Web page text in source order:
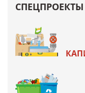
СПЕЦПРОЕКТЫ